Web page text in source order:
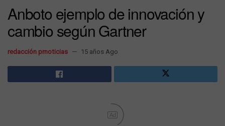
Anboto ejemplo de innovación y
cambio según Gartner
redacción prnoticias 15 años Ago
Ad